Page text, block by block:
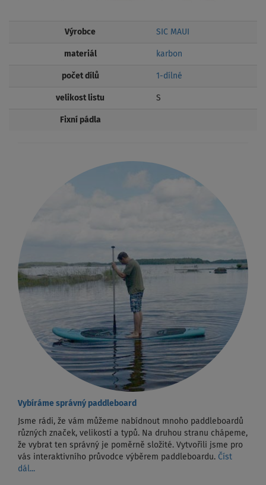
Výrobce SIC MAUI
materiál karbon
počet dílů 1-dílné
velikost listu S
Fixní pádla
Vybíráme správný paddleboard
Jsme rádi, že vám můžeme nabídnout mnoho paddleboardů
různých značek, velikostí a typů. Na druhou stranu chápeme,
že vybrat ten správný je poměrně složité. Vytvořili jsme pro
vás interaktivního průvodce výběrem paddleboardu. Číst
dál...